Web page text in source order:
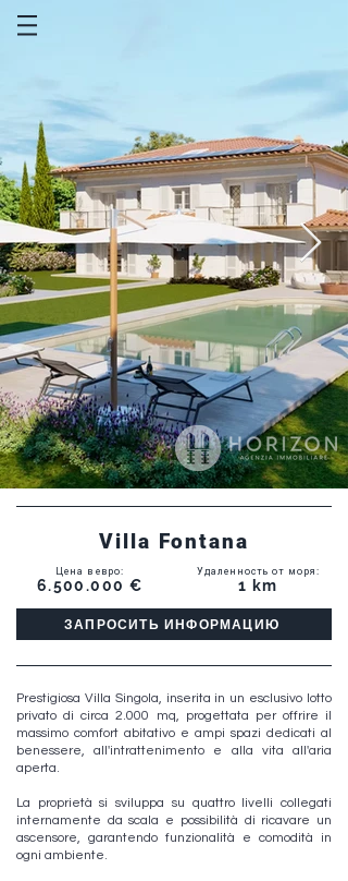
Villa Fontana
Цена в евро:
6.500.000 €
Удаленность от моря :
1 km
ЗАПРОСИТЬ ИНФОРМАЦИЮ
Prestigiosa Villa Singola, inserita in un esclusivo lotto
privato di circa 2.000 mq, progettata per offrire il
massimo comfort abitativo e ampi spazi dedicati al
benessere, all'intrattenimento e alla vita all'aria
aperta.
La proprietà si sviluppa su quattro livelli collegati
internamente da scala e possibilità di ricavare un
ascensore, garantendo funzionalità e comodità in
ogni ambiente.